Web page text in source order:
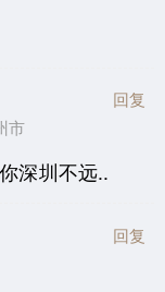
市
回复
深圳不远..
回复